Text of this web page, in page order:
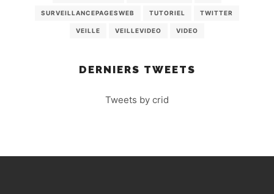
SURVEILLANCEPAGESWEB TUTORIEL TWITTER
VEILLE VEILLEVIDEO VIDEO
DERNIERS TWEETS
Tweets by crid